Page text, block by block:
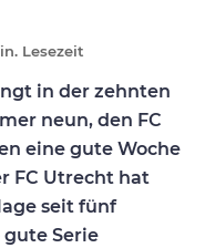
Lesezeit
in der zehnten
neun, den FC
eine gute Woche
FC Utrecht hat
seit fünf
Serie